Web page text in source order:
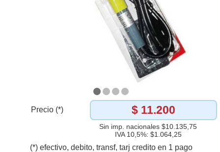
Precio (*) $ 11.200
Sin imp. nacionales $10.135,75
IVA 10,5%: $1.064,25
(*) efectivo, debito, transf, tarj credito en 1 pago